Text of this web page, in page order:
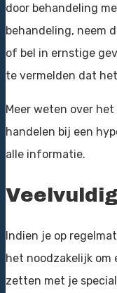
door behandeling
behandeling, neem
of bel in ernstige
te vermelden dat
Meer weten over
handelen bij een
alle informatie.
Indien je op
het noodzakelijk om
zetten met je